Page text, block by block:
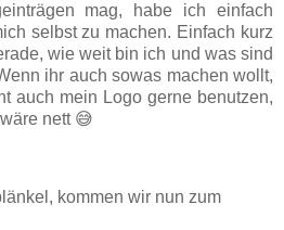
mag, habe ich einfach
selbst zu machen. Einfach kurz
wie weit bin ich und was sind
ihr auch sowas machen wollt,
auch mein Logo gerne benutzen,
nett 😅
kommen wir nun zum